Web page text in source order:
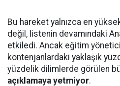
Bu hareket yalnızca en
değil, listenin devamındaki
etkiledi. Ancak eğitim
kontenjanlardaki yaklaşık
yüzdelik dilimlerde görülen
açıklamaya yetmiyor.